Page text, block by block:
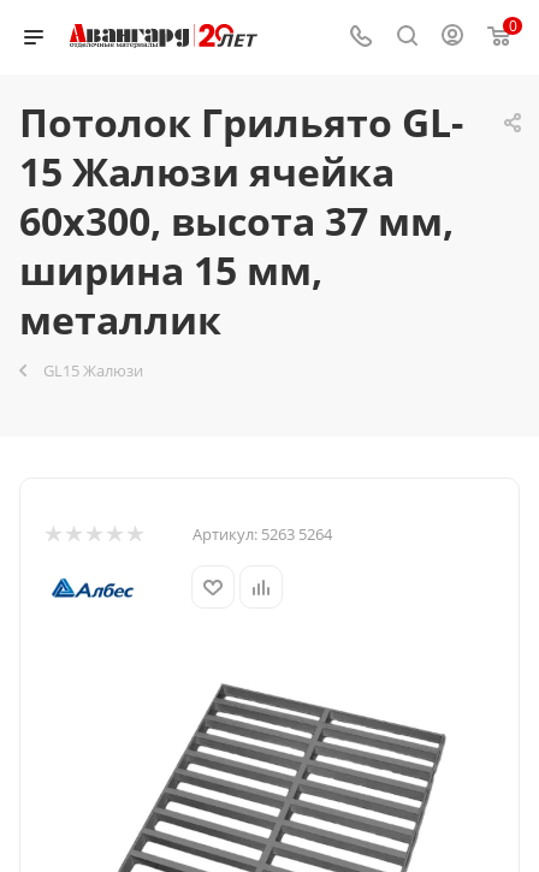
0
Потолок Грильято GL-
15 Жалюзи ячейка
60x300, высота 37 мм,
ширина 15 мм,
металлик
GL15 Жалюзи
Артикул: 5263 5264